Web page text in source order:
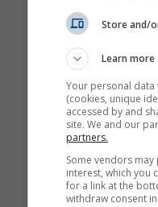
Store and/
Learn more
Your personal
(cookies, unique
accessed by and
site. We and our
partners.
Some vendors
interest, which you
for a link at the
withdraw consent